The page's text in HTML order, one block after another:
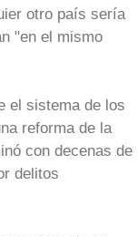
otro país sería
"en el mismo
el sistema de los
reforma de la
con decenas de
delitos